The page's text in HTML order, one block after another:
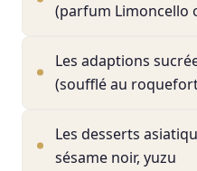
(parfum Limoncello
Les adaptions
(soufflé au
Les desserts
sésame noir, yuzu